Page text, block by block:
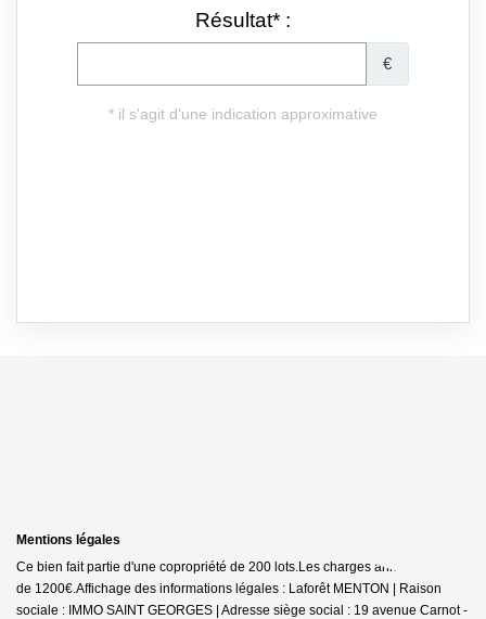
Mentions légales
Ce bien fait partie d'une copropriété de 200 lots.Les charges annuelles sont
de 1200€.Affichage des informations légales : Laforêt MENTON | Raison
sociale : IMMO SAINT GEORGES | Adresse siège social : 19 avenue Carnot -